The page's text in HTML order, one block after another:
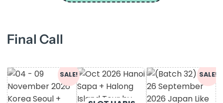
Final Call
SALE!
Original
was:
Rp 14.900.000.
Current
price
is:
Rp 13.000.000.
SALE!
Original
price
was:
Rp 19.900.000.
price
is:
Rp